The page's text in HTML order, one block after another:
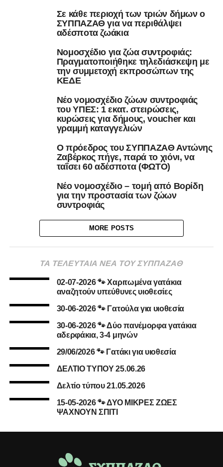
Σε κάθε περιοχή των τριών δήμων ο
ΣΥΠΠΑΖΑΘ για να περιθάλψει
αδέσποτα ζωάκια
Νομοσχέδιο για ζώα συντροφιάς:
Πραγματοποιήθηκε τηλεδιάσκεψη με
την συμμετοχή εκπροσώπων της
ΚΕΔΕ
Νέο νομοσχέδιο ζώων συντροφιάς
του ΥΠΕΣ: 1 εκατ. στειρώσεις,
κυρώσεις για δήμους, voucher και
γραμμή καταγγελιών
Ο πρόεδρος του ΣΥΠΠΑΖΑΘ Αντώνης
Ζαβέρκος πήγε, παρά το χιόνι, να
ταΐσει 60 αδέσποτα (ΦΩΤΟ)
Νέο νομοσχέδιο – τομή από Βορίδη
για την προστασία των ζώων
συντροφιάς
MORE POSTS
ΤΑ ΤΕΛΕΥΤΑΙΑ ΝΕΑ ΤΟΥ ΣΥΠΠΑΖΑΘ
02-07-2026 🐾 Χαριτωμένα γατάκια
αναζητούν υπεύθυνες υιοθεσίες
30-06-2026 🐾 Γατούλα για υιοθεσία
30-06-2026 🐾 Δύο πανέμορφα γατάκια
αδερφάκια, 3-4 μηνών
29/06/2026 🐾 Γατάκι για υιοθεσία
ΔΕΛΤΙΟ ΤΥΠΟΥ 25.06.26
Δελτίο τύπου 21.05.2026
15-05-2026 🐾 ΔΥΟ ΜΙΚΡΕΣ ΖΩΕΣ
ΨΑΧΝΟΥΝ ΣΠΙΤΙ